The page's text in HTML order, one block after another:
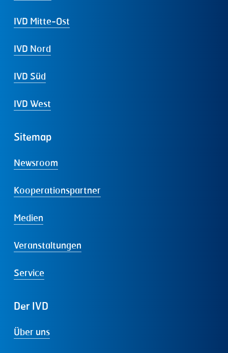
IVD Mitte-Ost
IVD Nord
IVD Süd
IVD West
Sitemap
Newsroom
Kooperationspartner
Medien
Veranstaltungen
Service
Der IVD
Über uns